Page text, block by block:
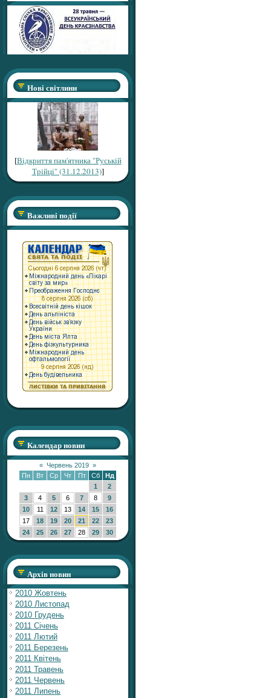
Нові світлини
[Відкриття пам'ятника "Руській
Трійці" (31.12.2013)]
Важливі події
Календар новин
« Червень 2019 »
Пн
Вт Ср Чт Пт Сб
Нд
1
2
3
4 5 6 7 8
9
10
11 12 13 14 15
16
17
18 19 20 21 22
23
24
25 26 27 28 29 30
Архів новин
2010 Жовтень
2010 Листопад
2010 Грудень
2011 Січень
2011 Лютий
2011 Березень
2011 Квітень
2011 Травень
2011 Червень
2011 Липень